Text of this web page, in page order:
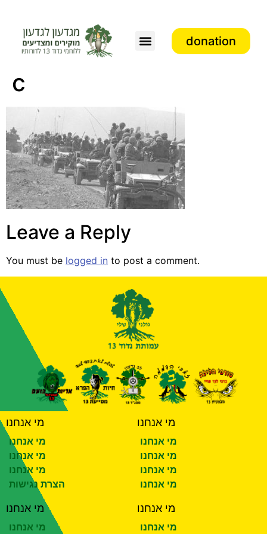
donation
c
Leave a Reply
You must be logged in to post a comment.
מי אנחנו
מי אנחנו
מי אנחנו
מי אנחנו
הצרת נגישות
מי אנחנו
מי אנחנו
מי אנחנו
מי אנחנו
מי אנחנו
מי אנחנו
מי אנחנו
מי אנחנו
מי אנחנו